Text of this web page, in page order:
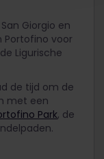
Giorgio en
Portofino voor
Ligurische
de tijd om de
met een
Park, de